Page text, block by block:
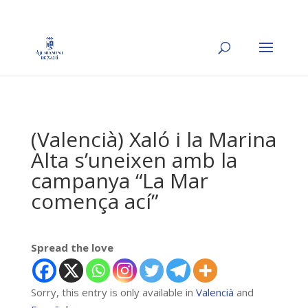
(Valencià) Xaló i la Marina
Alta s’uneixen amb la
campanya “La Mar
comença ací”
Spread the love
Sorry, this entry is only available in Valencià and